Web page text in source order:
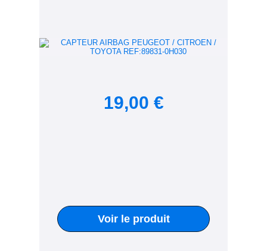
19,00 €
Voir le produit